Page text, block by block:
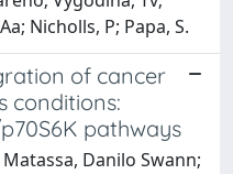
Nicholls, P; Papa, S.
of cancer
conditions:
pathways
Danilo Swann;